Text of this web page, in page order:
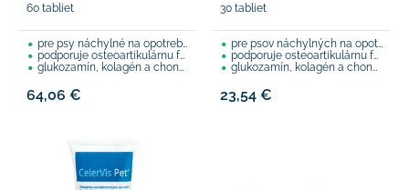
60 tabliet
pre psy náchylné na opotrebovanie chrupavky
podporuje osteoartikulárnu funkciu šliach a väzov
glukozamín, kolagén a chondroitín
64,06 €
30 tabliet
pre psov náchylných na opotrebovanie chrupavky
podporuje osteoartikulárnu funkciu šliach a väzov
glukozamín, kolagén a chondroitín
23,54 €